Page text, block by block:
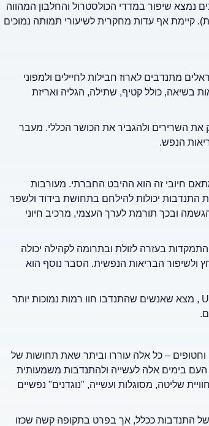
נמצא שיפור במדדי הכולסטרול והחלבון המהווה
קיימת אף עדות מחקרית לשיעורי תמותה נמוכים
מתנדבים לארוז חבילות לחיילים ולמפוני
בשיאה, כולל קטיף, שתילה, הגליה ואריזת
את השרירים ולהגביר את הכושר הכללי. מעבר
הנפש.
חיובי זה הוא ההיבט החברתי. מעורבות
התנדבות יכולות להילחם בתחושת בידוד ולשפר
ובכך תורמת לערך העצמי, מרכיב חיוני
בעזרה לזולת ובתרומה לקהילה יכולה
הבריאות הנפשית. הסבר נוסף הוא
קיימים לא מעט מחקרים בנושא. אחד מהם, שנערך על ידי UnitedHealth Group , מצא שאנשים שהתנדבו חוו רמות נמוכות יותר
– כל אלה עוררו וביתר שאת תחושות של
העם בימים אלה לעשייה ולהתנדבות משמעותית
שליטה, מסוגלות ועשייה, "נוגדנים" נפשיים
התנדבות ככלל, אך בפרט בתקופה קשה שכזו